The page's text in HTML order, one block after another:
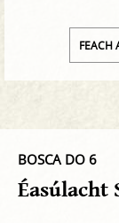
FEACH
BOSCA DO 6
Éasúlacht